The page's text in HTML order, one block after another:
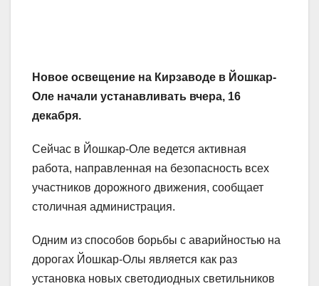
Новое освещение на Кирзаводе в Йошкар-
Оле начали устанавливать вчера, 16
декабря.
Сейчас в Йошкар-Оле ведется активная
работа, направленная на безопасность всех
участников дорожного движения, сообщает
столичная администрация.
Одним из способов борьбы с аварийностью на
дорогах Йошкар-Олы является как раз
установка новых светодиодных светильников